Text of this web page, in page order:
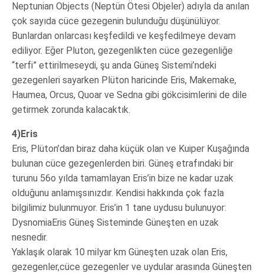
Neptunian Objects (Neptün Ötesi Objeler) adıyla da anılan
çok sayıda cüce gezegenin bulunduğu düşünülüyor.
Bunlardan onlarcası keşfedildi ve keşfedilmeye devam
ediliyor. Eğer Pluton, gezegenlikten cüce gezegenliğe
“terfi” ettirilmeseydi, şu anda Güneş Sistemi’ndeki
gezegenleri sayarken Plüton haricinde Eris, Makemake,
Haumea, Orcus, Quoar ve Sedna gibi gökcisimlerini de dile
getirmek zorunda kalacaktık.
4)Eris
Eris, Plüton’dan biraz daha küçük olan ve Kuiper Kuşağında
bulunan cüce gezegenlerden biri. Güneş etrafındaki bir
turunu 56o yılda tamamlayan Eris’in bize ne kadar uzak
olduğunu anlamışsınızdır. Kendisi hakkında çok fazla
bilgilimiz bulunmuyor. Eris’in 1 tane uydusu bulunuyor:
DysnomiaEris Güneş Sisteminde Güneşten en uzak
nesnedir.
Yaklaşık olarak 10 milyar km Güneşten uzak olan Eris,
gezegenler,cüce gezegenler ve uydular arasında Güneşten